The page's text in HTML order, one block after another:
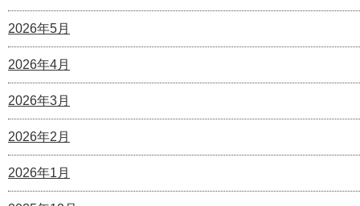
2026年5月
2026年4月
2026年3月
2026年2月
2026年1月